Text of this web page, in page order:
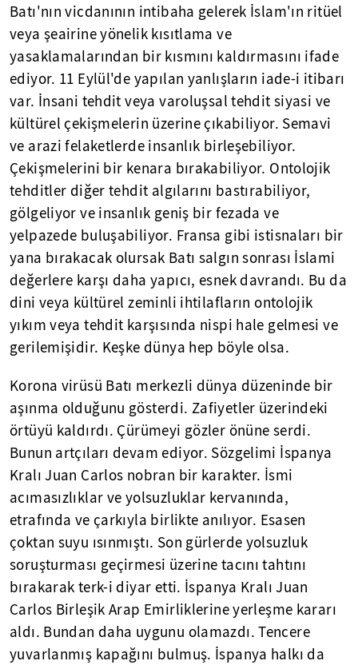
Batı'nın vicdanının intibaha gelerek İslam'ın ritüel
veya şeairine yönelik kısıtlama ve
yasaklamalarından bir kısmını kaldırmasını ifade
ediyor. 11 Eylül'de yapılan yanlışların iade-i itibarı
var. İnsani tehdit veya varoluşsal tehdit siyasi ve
kültürel çekişmelerin üzerine çıkabiliyor. Semavi
ve arazi felaketlerde insanlık birleşebiliyor.
Çekişmelerini bir kenara bırakabiliyor. Ontolojik
tehditler diğer tehdit algılarını bastırabiliyor,
gölgeliyor ve insanlık geniş bir fezada ve
yelpazede buluşabiliyor. Fransa gibi istisnaları bir
yana bırakacak olursak Batı salgın sonrası İslami
değerlere karşı daha yapıcı, esnek davrandı. Bu da
dini veya kültürel zeminli ihtilafların ontolojik
yıkım veya tehdit karşısında nispi hale gelmesi ve
gerilemişidir. Keşke dünya hep böyle olsa.
Korona virüsü Batı merkezli dünya düzeninde bir
aşınma olduğunu gösterdi. Zafiyetler üzerindeki
örtüyü kaldırdı. Çürümeyi gözler önüne serdi.
Bunun artçıları devam ediyor. Sözgelimi İspanya
Kralı Juan Carlos nobran bir karakter. İsmi
acımasızlıklar ve yolsuzluklar kervanında,
etrafında ve çarkıyla birlikte anılıyor. Esasen
çoktan suyu ısınmıştı. Son gürlerde yolsuzluk
soruşturması geçirmesi üzerine tacını tahtını
bırakarak terk-i diyar etti. İspanya Kralı Juan
Carlos Birleşik Arap Emirliklerine yerleşme kararı
aldı. Bundan daha uygunu olamazdı. Tencere
yuvarlanmış kapağını bulmuş. İspanya halkı da